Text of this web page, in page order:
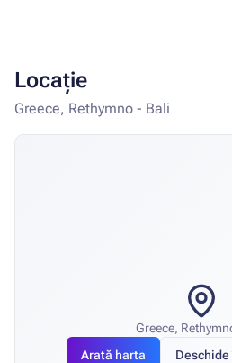
Locație
Greece, Rethymno - Bali
Greece,
Arată harta